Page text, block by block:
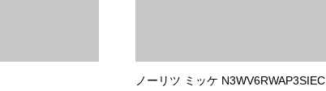
ノーリツ ミッケ N3WV6RWAP3SIEC